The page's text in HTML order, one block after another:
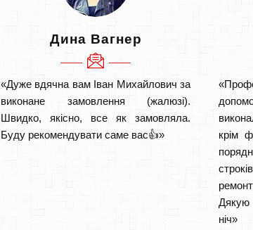
Дина Вагнер
«Дуже вдячна вам Іван Михайлович за
виконане замовлення (жалюзі).
Швидко, якісно, все як замовляла.
Буду рекомендувати саме вас👍»
крім
Дякую
ніч»